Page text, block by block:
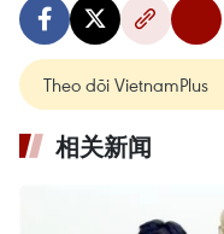
Theo dõi VietnamPlus
相关新闻